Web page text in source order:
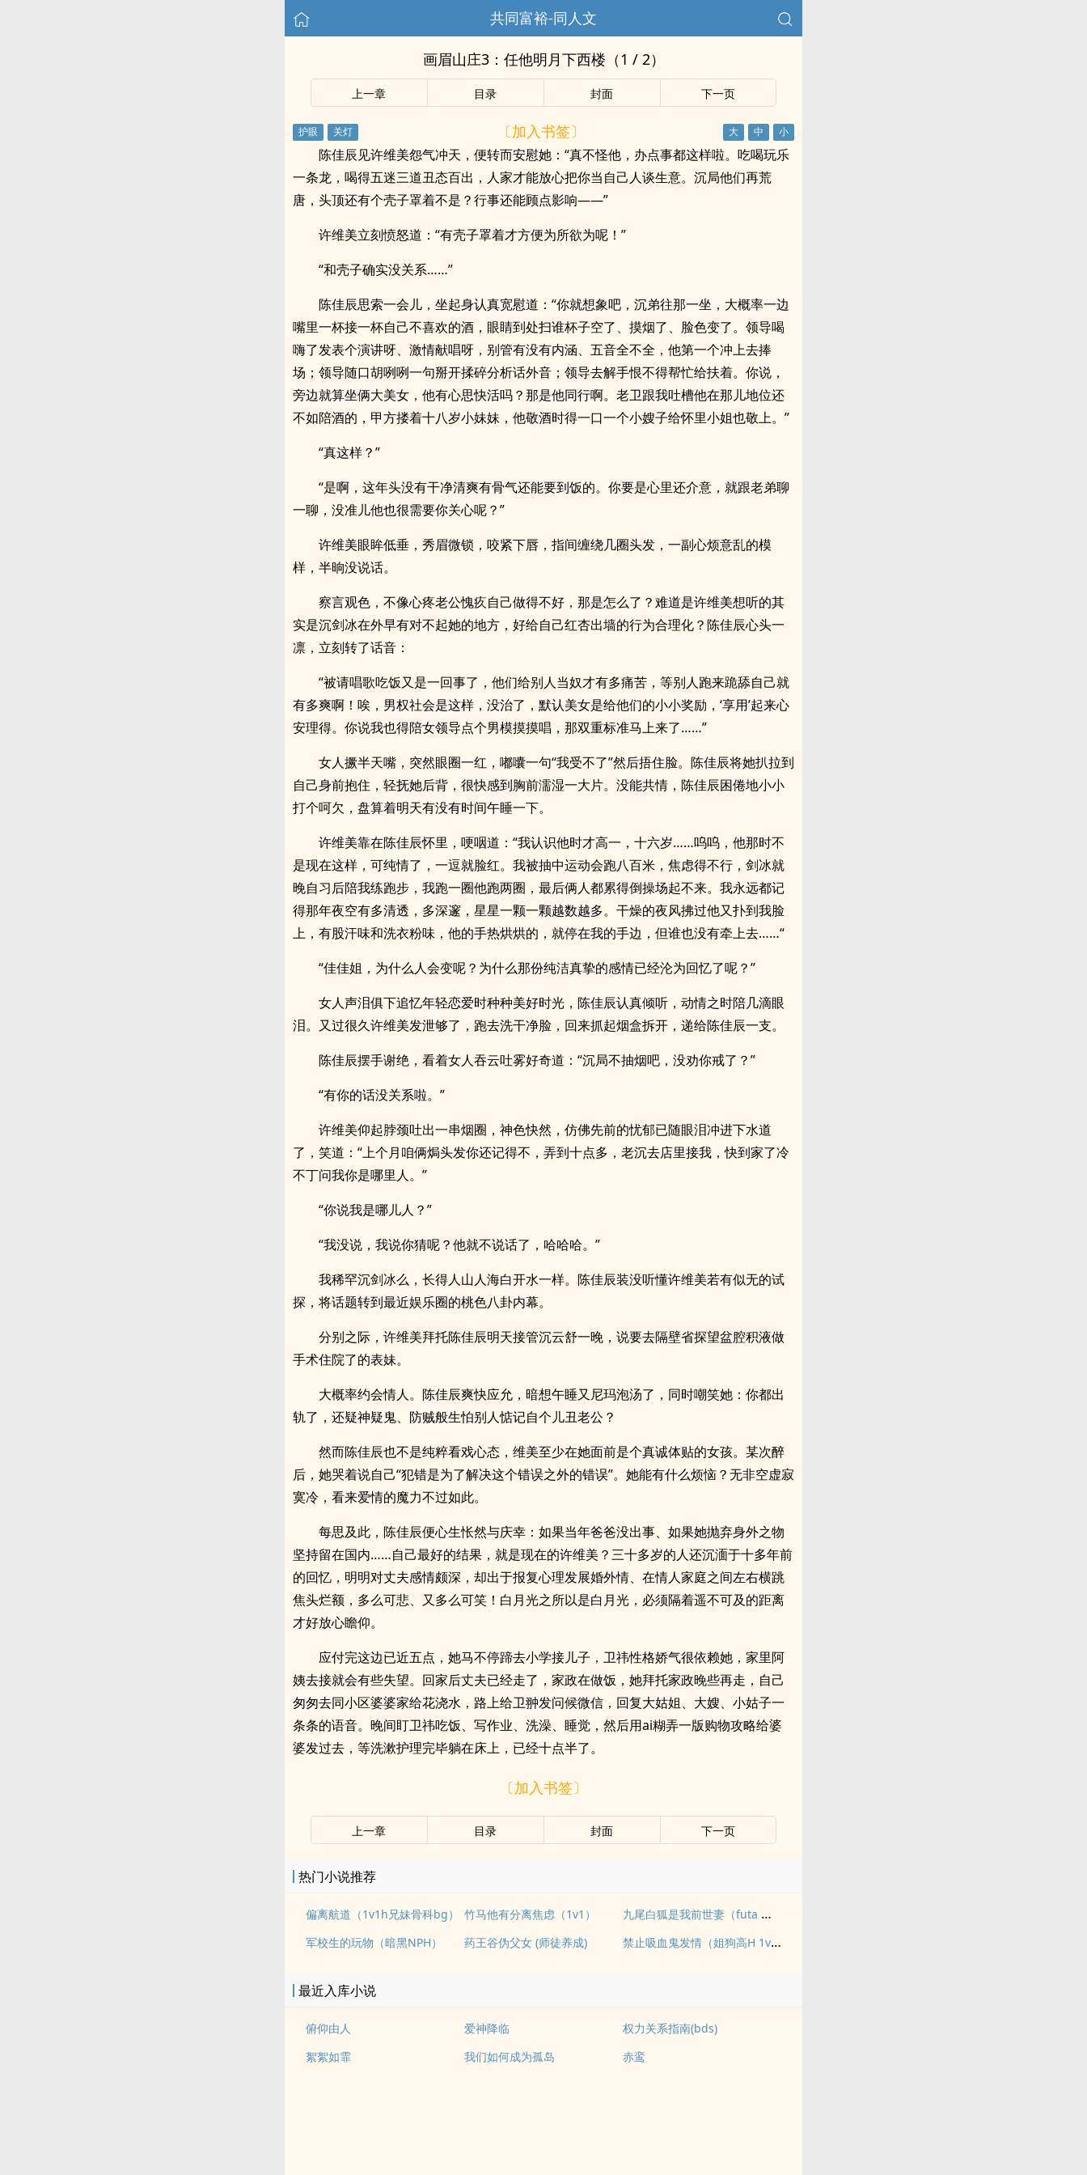
共同富裕-同人文
画眉山庄3：任他明月下西楼（1 / 2）
上一章 目录 封面 下一页
〔加入书签〕
陈佳辰见许维美怨气冲天，便转而安慰她：“真不怪他，办点事都这样啦。吃喝玩乐
一条龙，喝得五迷三道丑态百出，人家才能放心把你当自己人谈生意。沉局他们再荒
唐，头顶还有个壳子罩着不是？行事还能顾点影响——”
许维美立刻愤怒道：“有壳子罩着才方便为所欲为呢！”
“和壳子确实没关系……”
陈佳辰思索一会儿，坐起身认真宽慰道：“你就想象吧，沉弟往那一坐，大概率一边
嘴里一杯接一杯自己不喜欢的酒，眼睛到处扫谁杯子空了、摸烟了、脸色变了。领导喝
嗨了发表个演讲呀、激情献唱呀，别管有没有内涵、五音全不全，他第一个冲上去捧
场；领导随口胡咧咧一句掰开揉碎分析话外音；领导去解手恨不得帮忙给扶着。你说，
旁边就算坐俩大美女，他有心思快活吗？那是他同行啊。老卫跟我吐槽他在那儿地位还
不如陪酒的，甲方搂着十八岁小妹妹，他敬酒时得一口一个小嫂子给怀里小姐也敬上。”
“真这样？”
“是啊，这年头没有干净清爽有骨气还能要到饭的。你要是心里还介意，就跟老弟聊
一聊，没准儿他也很需要你关心呢？”
许维美眼眸低垂，秀眉微锁，咬紧下唇，指间缠绕几圈头发，一副心烦意乱的模
样，半晌没说话。
察言观色，不像心疼老公愧疚自己做得不好，那是怎么了？难道是许维美想听的其
实是沉剑冰在外早有对不起她的地方，好给自己红杏出墙的行为合理化？陈佳辰心头一
凛，立刻转了话音：
“被请唱歌吃饭又是一回事了，他们给别人当奴才有多痛苦，等别人跑来跪舔自己就
有多爽啊！唉，男权社会是这样，没治了，默认美女是给他们的小小奖励，‘享用’起来心
安理得。你说我也得陪女领导点个男模摸摸唱，那双重标准马上来了……”
女人撅半天嘴，突然眼圈一红，嘟囔一句“我受不了”然后捂住脸。陈佳辰将她扒拉到
自己身前抱住，轻抚她后背，很快感到胸前濡湿一大片。没能共情，陈佳辰困倦地小小
打个呵欠，盘算着明天有没有时间午睡一下。
许维美靠在陈佳辰怀里，哽咽道：“我认识他时才高一，十六岁……呜呜，他那时不
是现在这样，可纯情了，一逗就脸红。我被抽中运动会跑八百米，焦虑得不行，剑冰就
晚自习后陪我练跑步，我跑一圈他跑两圈，最后俩人都累得倒操场起不来。我永远都记
得那年夜空有多清透，多深邃，星星一颗一颗越数越多。干燥的夜风拂过他又扑到我脸
上，有股汗味和洗衣粉味，他的手热烘烘的，就停在我的手边，但谁也没有牵上去……“
“佳佳姐，为什么人会变呢？为什么那份纯洁真挚的感情已经沦为回忆了呢？”
女人声泪俱下追忆年轻恋爱时种种美好时光，陈佳辰认真倾听，动情之时陪几滴眼
泪。又过很久许维美发泄够了，跑去洗干净脸，回来抓起烟盒拆开，递给陈佳辰一支。
陈佳辰摆手谢绝，看着女人吞云吐雾好奇道：“沉局不抽烟吧，没劝你戒了？”
“有你的话没关系啦。”
许维美仰起脖颈吐出一串烟圈，神色快然，仿佛先前的忧郁已随眼泪冲进下水道
了，笑道：“上个月咱俩焗头发你还记得不，弄到十点多，老沉去店里接我，快到家了冷
不丁问我你是哪里人。”
“你说我是哪儿人？”
“我没说，我说你猜呢？他就不说话了，哈哈哈。”
我稀罕沉剑冰么，长得人山人海白开水一样。陈佳辰装没听懂许维美若有似无的试
探，将话题转到最近娱乐圈的桃色八卦内幕。
分别之际，许维美拜托陈佳辰明天接管沉云舒一晚，说要去隔壁省探望盆腔积液做
手术住院了的表妹。
大概率约会情人。陈佳辰爽快应允，暗想午睡又尼玛泡汤了，同时嘲笑她：你都出
轨了，还疑神疑鬼、防贼般生怕别人惦记自个儿丑老公？
然而陈佳辰也不是纯粹看戏心态，维美至少在她面前是个真诚体贴的女孩。某次醉
后，她哭着说自己“犯错是为了解决这个错误之外的错误”。她能有什么烦恼？无非空虚寂
寞冷，看来爱情的魔力不过如此。
每思及此，陈佳辰便心生怅然与庆幸：如果当年爸爸没出事、如果她抛弃身外之物
坚持留在国内……自己最好的结果，就是现在的许维美？三十多岁的人还沉湎于十多年前
的回忆，明明对丈夫感情颇深，却出于报复心理发展婚外情、在情人家庭之间左右横跳
焦头烂额，多么可悲、又多么可笑！白月光之所以是白月光，必须隔着遥不可及的距离
才好放心瞻仰。
应付完这边已近五点，她马不停蹄去小学接儿子，卫祎性格娇气很依赖她，家里阿
姨去接就会有些失望。回家后丈夫已经走了，家政在做饭，她拜托家政晚些再走，自己
匆匆去同小区婆婆家给花浇水，路上给卫翀发问候微信，回复大姑姐、大嫂、小姑子一
条条的语音。晚间盯卫祎吃饭、写作业、洗澡、睡觉，然后用ai糊弄一版购物攻略给婆
婆发过去，等洗漱护理完毕躺在床上，已经十点半了。
〔加入书签〕
上一章 目录 封面 下一页
热门小说推荐
偏离航道（1v1h兄妹骨科bg） 竹马他有分离焦虑（1v1） 九尾白狐是我前世妻（futa 百合）
军校生的玩物（暗黑NPH） 药王谷伪父女 (师徒养成) 禁止吸血鬼发情（姐狗高H 1v1）
最近入库小说
俯仰由人 爱神降临
权力关系指南(bds)
絮絮如霏
我们如何成为孤岛 赤鸾